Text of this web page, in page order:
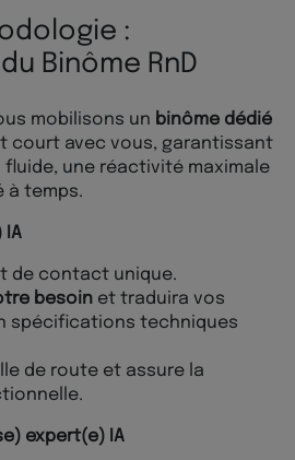
:
Binôme RnD
mobilisons un binôme dédié
court avec vous, garantissant
une réactivité maximale
à temps.
IA
de contact unique.
besoin et traduira vos
spécifications techniques
de route et assure la
expert(e) IA